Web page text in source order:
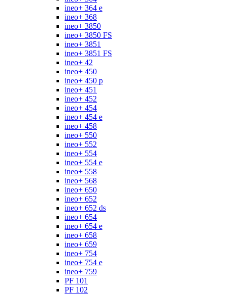
ineo+ 364 e
ineo+ 368
ineo+ 3850
ineo+ 3850 FS
ineo+ 3851
ineo+ 3851 FS
ineo+ 42
ineo+ 450
ineo+ 450 p
ineo+ 451
ineo+ 452
ineo+ 454
ineo+ 454 e
ineo+ 458
ineo+ 550
ineo+ 552
ineo+ 554
ineo+ 554 e
ineo+ 558
ineo+ 568
ineo+ 650
ineo+ 652
ineo+ 652 ds
ineo+ 654
ineo+ 654 e
ineo+ 658
ineo+ 659
ineo+ 754
ineo+ 754 e
ineo+ 759
PF 101
PF 102